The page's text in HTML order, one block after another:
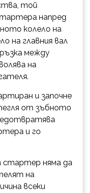
той
напред
колело на
на главния вал
между
на
и започне
от зъбното
и го
стартер няма да
на
всеки